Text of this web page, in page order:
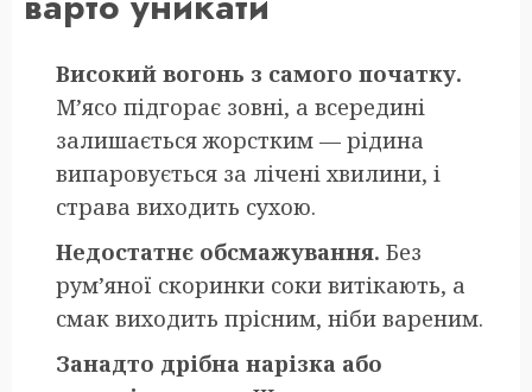
Високий вогонь з самого початку.
М’ясо підгорає зовні, а всередині
залишається жорстким — рідина
випаровується за лічені хвилини, і
страва виходить сухою.
Недостатнє обсмажування. Без
рум’яної скоринки соки витікають, а
смак виходить прісним, ніби вареним.
Занадто дрібна нарізка або